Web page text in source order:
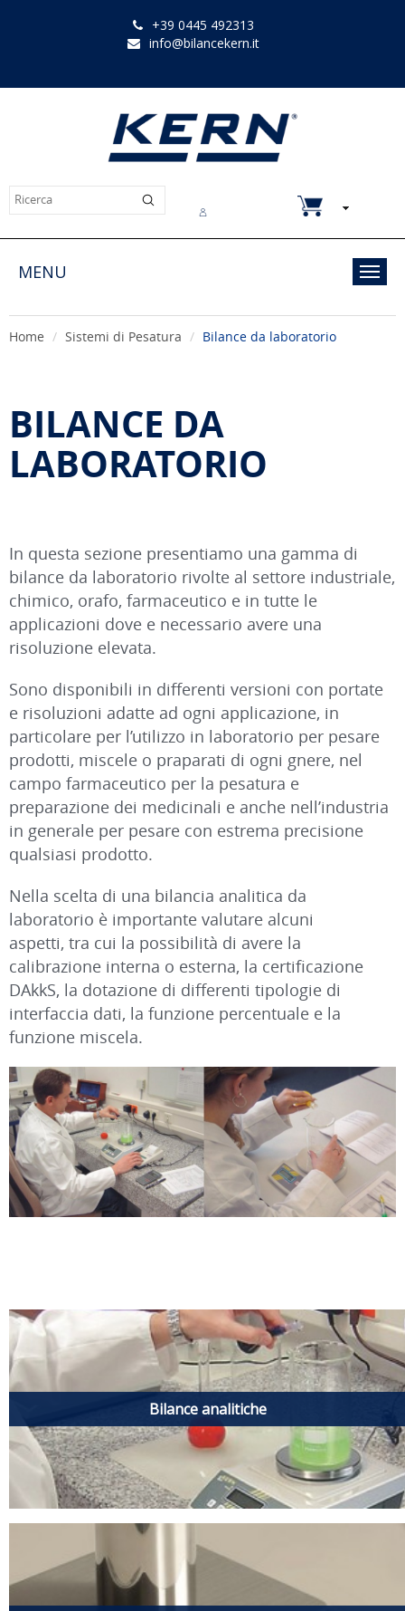
+39 0445 492313
info@bilancekern.it
MENU
Home Sistemi di Pesatura Bilance da laboratorio
BILANCE DA
LABORATORIO
In questa sezione presentiamo una gamma di
bilance da laboratorio rivolte al settore industriale,
chimico, orafo, farmaceutico e in tutte le
applicazioni dove e necessario avere una
risoluzione elevata.
Sono disponibili in differenti versioni con portate
e risoluzioni adatte ad ogni applicazione, in
particolare per l’utilizzo in laboratorio per pesare
prodotti, miscele o praparati di ogni gnere, nel
campo farmaceutico per la pesatura e
preparazione dei medicinali e anche nell’industria
in generale per pesare con estrema precisione
qualsiasi prodotto.
Nella scelta di una bilancia analitica da
laboratorio è importante valutare alcuni
aspetti, tra cui la possibilità di avere la
calibrazione interna o esterna, la certificazione
DAkkS, la dotazione di differenti tipologie di
interfaccia dati, la funzione percentuale e la
funzione miscela.
Bilance analitiche